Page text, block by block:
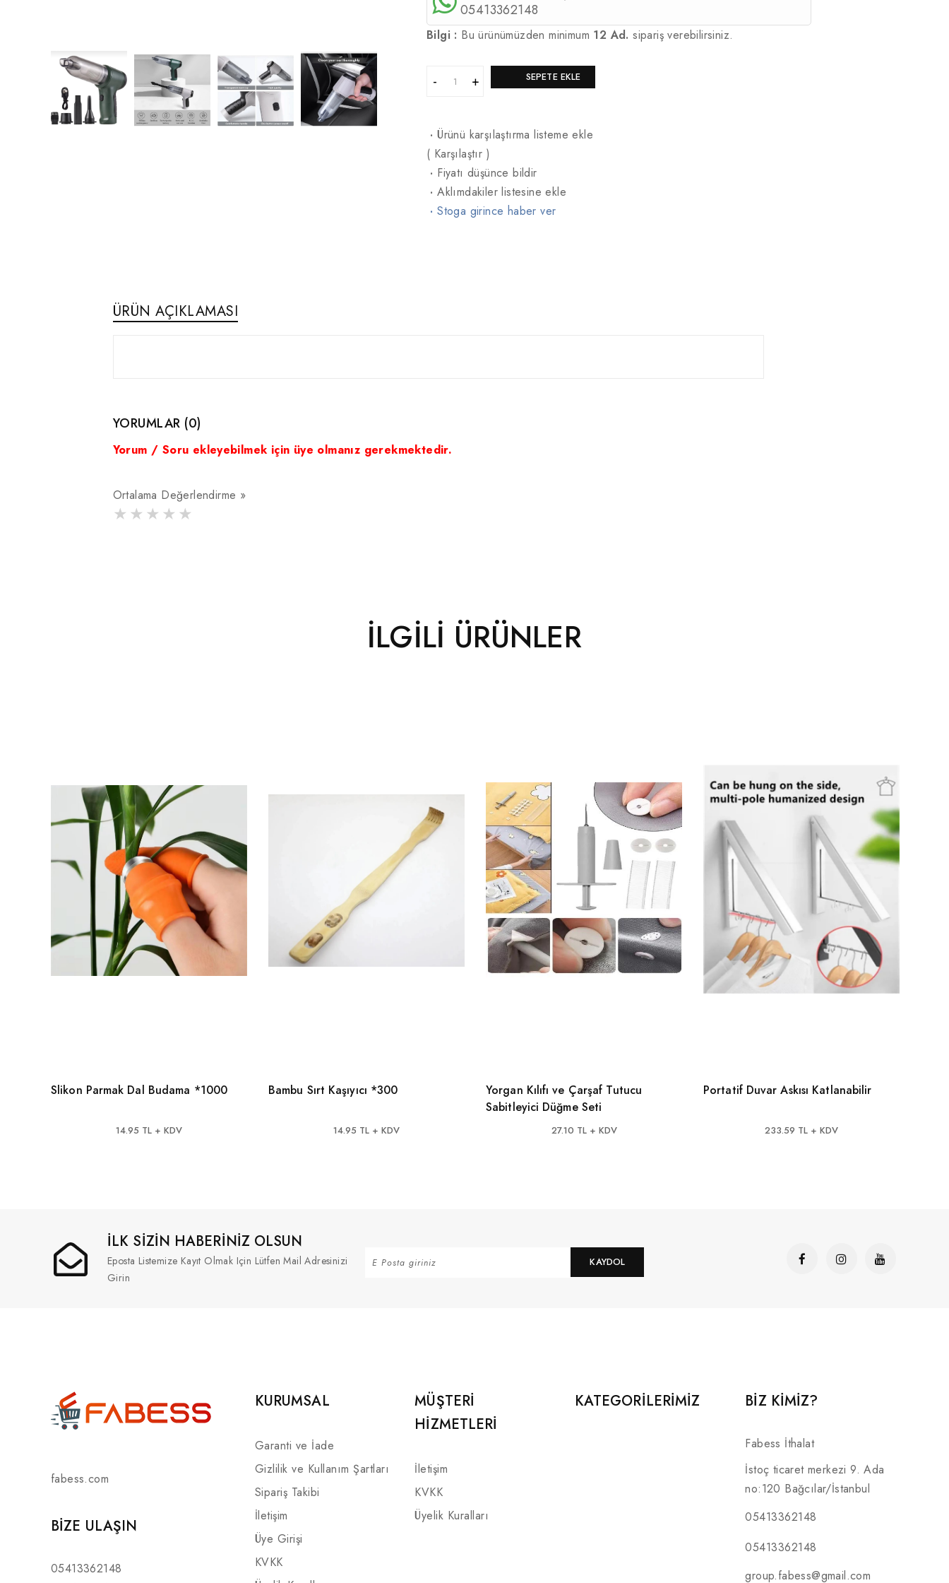
05413362148
Bilgi : Bu ürünümüzden minimum 12 Ad. sipariş verebilirsiniz.
SEPETE EKLE
·Ürünü karşılaştırma listeme ekle
( Karşılaştır )
· Fiyatı düşünce bildir
·Aklımdakiler listesine ekle
·Stoga girince haber ver
ÜRÜN AÇIKLAMASI
YORUMLAR (0)
Yorum / Soru ekleyebilmek için üye olmanız gerekmektedir.
Ortalama Değerlendirme »
İLGILI ÜRÜNLER
Slikon Parmak Dal Budama *1000
14.95 TL + KDV
Bambu Sırt Kaşıyıcı *300
14.95 TL + KDV
Yorgan Kılıfı ve Çarşaf Tutucu
Sabitleyici Düğme Seti
27.10 TL + KDV
Portatif Duvar Askısı Katlanabilir
233.59 TL + KDV
İLK SİZİN HABERİNİZ OLSUN
Eposta Listemize Kayıt Olmak Için Lütfen Mail Adresinizi
Girin
KAYDOL
fabess.com
BIZE ULAŞIN
05413362148
KURUMSAL
Garanti ve İade
Gizlilik ve Kullanım Şartları
Sipariş Takibi
İletişim
Üye Girişi
KVKK
MÜŞTERI
HIZMETLERI
İletişim
KVKK
Üyelik Kuralları
KATEGORILERIMIZ BİZ KİMİZ?
Fabess İthalat
İstoç ticaret merkezi 9. Ada
no:120 Bağcılar/İstanbul
05413362148
05413362148
group.fabess@gmail.com